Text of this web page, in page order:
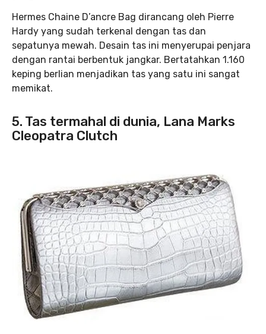
Hermes Chaine D’ancre Bag dirancang oleh Pierre
Hardy yang sudah terkenal dengan tas dan
sepatunya mewah. Desain tas ini menyerupai penjara
dengan rantai berbentuk jangkar. Bertatahkan 1.160
keping berlian menjadikan tas yang satu ini sangat
memikat.
5. Tas termahal di dunia, Lana Marks
Cleopatra Clutch